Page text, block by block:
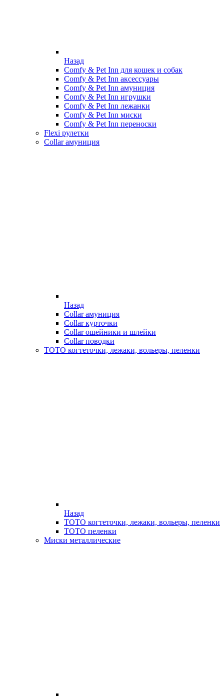
Назад
Comfy & Pet Inn для кошек и собак
Comfy & Pet Inn аксессуары
Comfy & Pet Inn амуниция
Comfy & Pet Inn игрушки
Comfy & Pet Inn лежанки
Comfy & Pet Inn миски
Comfy & Pet Inn переноски
Flexi рулетки
Collar амуниция
Назад
Collar амуниция
Collar курточки
Collar ошейники и шлейки
Collar поводки
ТОТО когтеточки, лежаки, вольеры, пеленки
Назад
ТОТО когтеточки, лежаки, вольеры, пеленки
ТОТО пеленки
Миски металлические